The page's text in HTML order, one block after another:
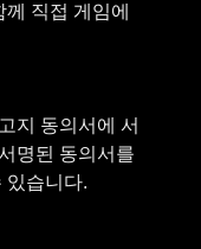
직접 게임에
지 동의서에 서
명된 동의서를
있습니다.